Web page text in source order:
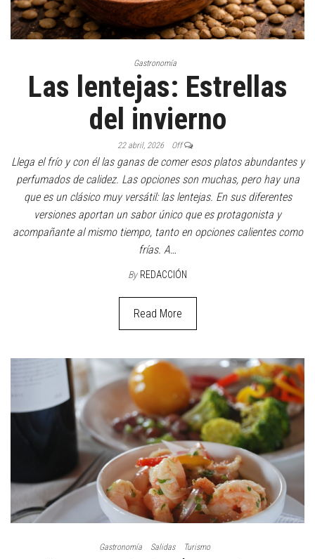
Gastronomía
Las lentejas: Estrellas
del invierno
22 abril, 2026 Off
Llega el frío y con él las ganas de comer esos platos abundantes y
perfumados de calidez. Las opciones son muchas, pero hay una
que es un clásico muy versátil: las lentejas. En sus diferentes
versiones aportan un sabor único que es protagonista y
acompañante al mismo tiempo, tanto en opciones calientes como
frías. A…
By REDACCIÓN
Read More
Gastronomía Salidas Turismo